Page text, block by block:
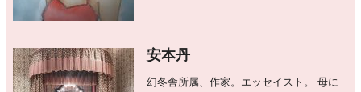
安本丹
幻冬舎所属、作家。エッセイスト。 母に